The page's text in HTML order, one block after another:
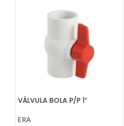
VÁLVULA BOLA P/P 1″
ERA